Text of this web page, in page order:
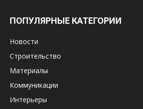
ПОПУЛЯРНЫЕ КАТЕГОРИИ
Новости
Строительство
Материалы
Коммуникации
Интерьеры